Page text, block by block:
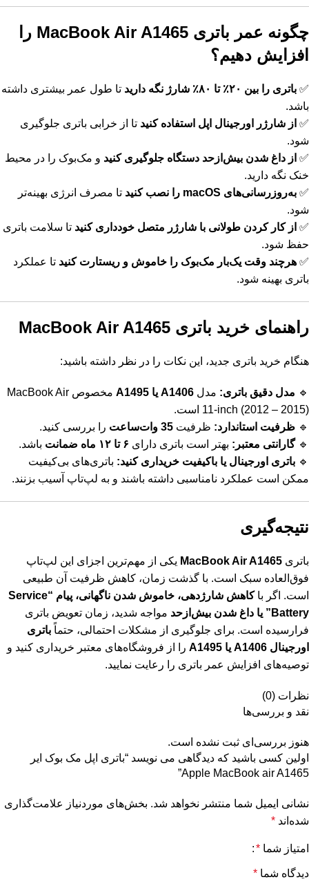
چگونه عمر باتری MacBook Air A1465 را
افزایش دهیم؟
✅ باتری را بین ۲۰٪ تا ۸۰٪ شارژ نگه دارید
تا طول عمر بیشتری داشته
باشد.
✅ از شارژر اورجینال اپل استفاده کنید تا از خرابی باتری جلوگیری
شود.
✅ از داغ شدن بیش‌ازحد دستگاه جلوگیری کنید و مک‌بوک را در محیط
خنک نگه دارید.
✅ به‌روزرسانی‌های macOS را نصب کنید
تا مصرف انرژی بهینه‌تر
شود.
✅ از کار کردن طولانی با شارژر متصل خودداری کنید تا سلامت باتری
حفظ شود.
✅ هرچند وقت یک‌بار مک‌بوک را خاموش و ریستارت کنید تا عملکرد
باتری بهینه شود.
راهنمای خرید باتری MacBook Air A1465
هنگام خرید باتری جدید، این نکات را در نظر داشته باشید:
🔹 مدل دقیق باتری: مدل A1406 یا A1495
مخصوص MacBook Air
11-inch (2012 – 2015) است.
🔹 ظرفیت استاندارد: ظرفیت 35 وات‌ساعت
را بررسی کنید.
🔹گارانتی معتبر: بهتر است باتری دارای ۶ تا ۱۲ ماه ضمانت
باشد.
🔹 باتری اورجینال یا باکیفیت خریداری کنید: باتری‌های بی‌کیفیت
ممکن است عملکرد نامناسبی داشته باشند و به لپ‌تاپ آسیب بزنند.
نتیجه‌گیری
باتری MacBook Air A1465 یکی از مهم‌ترین اجزای این لپ‌تاپ
فوق‌العاده سبک است. با گذشت زمان، کاهش ظرفیت آن طبیعی
است. اگر با
کاهش شارژدهی، خاموش شدن ناگهانی، پیام “Service
Battery” یا داغ شدن بیش‌ازحد
مواجه شدید، زمان تعویض باتری
فرارسیده است. برای جلوگیری از مشکلات احتمالی، حتماً باتری
اورجینال A1406 یا A1495
را از فروشگاه‌های معتبر خریداری کنید و
توصیه‌های افزایش عمر باتری را رعایت نمایید.
نظرات (0)
نقد و بررسی‌ها
هنوز بررسی‌ای ثبت نشده است.
اولین کسی باشید که دیدگاهی می نویسد “باتری اپل مک بوک ایر
Apple MacBook air A1465”
نشانی ایمیل شما منتشر نخواهد شد. بخش‌های موردنیاز علامت‌گذاری
شده‌اند *
امتیاز شما *
دیدگاه شما *